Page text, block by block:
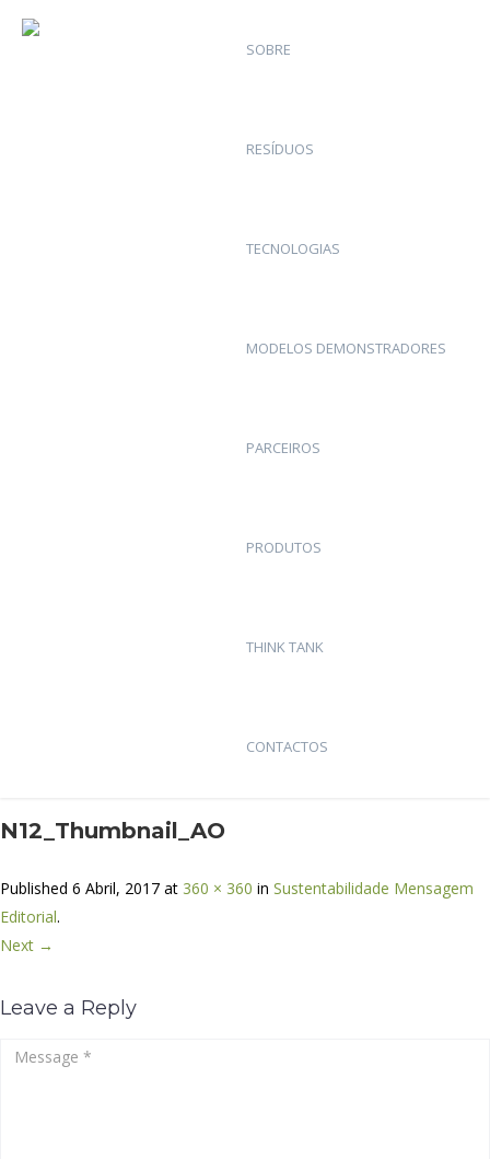
SOBRE
RESÍDUOS
TECNOLOGIAS
MODELOS DEMONSTRADORES
PARCEIROS
PRODUTOS
THINK TANK
CONTACTOS
N12_Thumbnail_AO
Published 6 Abril, 2017 at 360 × 360 in Sustentabilidade Mensagem
Editorial.
Next →
Leave a Reply